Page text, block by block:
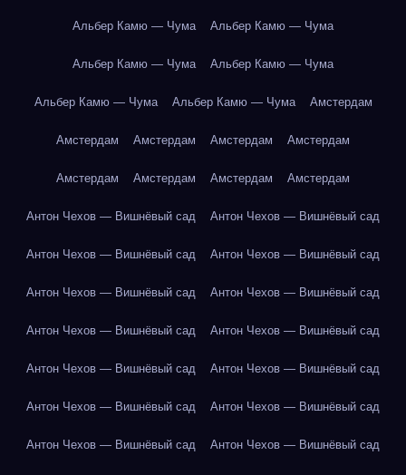
Альбер Камю — Чума Альбер Камю — Чума
Альбер Камю — Чума Альбер Камю — Чума
Альбер Камю — Чума Альбер Камю — Чума Амстердам
Амстердам Амстердам Амстердам Амстердам
Амстердам Амстердам Амстердам Амстердам
Антон Чехов — Вишнёвый сад Антон Чехов — Вишнёвый сад
Антон Чехов — Вишнёвый сад Антон Чехов — Вишнёвый сад
Антон Чехов — Вишнёвый сад Антон Чехов — Вишнёвый сад
Антон Чехов — Вишнёвый сад Антон Чехов — Вишнёвый сад
Антон Чехов — Вишнёвый сад Антон Чехов — Вишнёвый сад
Антон Чехов — Вишнёвый сад Антон Чехов — Вишнёвый сад
Антон Чехов — Вишнёвый сад Антон Чехов — Вишнёвый сад